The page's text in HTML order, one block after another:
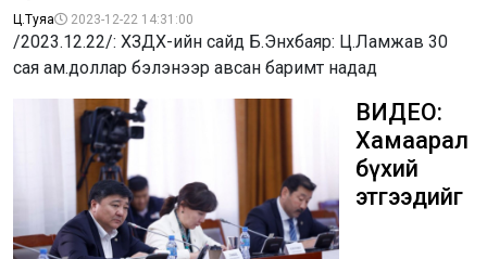
Ц.Туяа 2023-12-22 14:31:00
/2023.12.22/: ХЗДХ-ийн сайд Б.Энхбаяр: Ц.Ламжав 30
сая ам.доллар бэлэнээр авсан баримт надад
ВИДЕО:
Хамаарал
бүхий
этгээдийг